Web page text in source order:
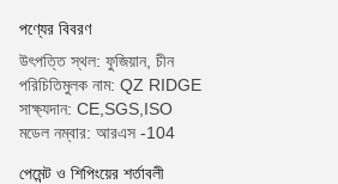
পণ্যের বিবরণ
উৎপত্তি স্থল: ফুজিয়ান, চীন
পরিচিতিমুলক নাম: QZ RIDGE
সাক্ষ্যদান: CE,SGS,ISO
মডেল নম্বার: আরএস -104
পেমেন্ট ও শিপিংয়ের শর্তাবলী